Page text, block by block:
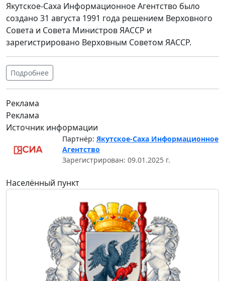
Якутское-Саха Информационное Агентство было
создано 31 августа 1991 года решением Верховного
Совета и Совета Министров ЯАССР и
зарегистрировано Верховным Советом ЯАССР.
Подробнее
Реклама
Реклама
Источник информации
Партнёр: Якутское-Саха Информационное
Агентство
Зарегистрирован: 09.01.2025 г.
Населённый пункт